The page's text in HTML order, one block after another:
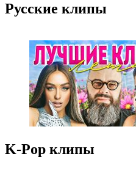
Русские клипы
K-Pop клипы